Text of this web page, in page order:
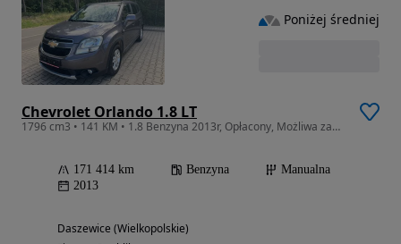
Chevrolet Orlando 1.8 LT
1796 cm3 • 141 KM • 1.8 Benzyna 2013r, Opłacony, Możliwa zamiana
171 414 km Benzyna
Manualna
2013
Daszewice (Wielkopolskie)
Poniżej średniej